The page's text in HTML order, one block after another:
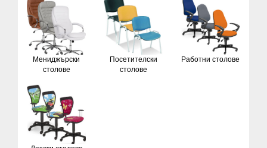
Мениджърски
столове
Посетителски
столове
Работни столове